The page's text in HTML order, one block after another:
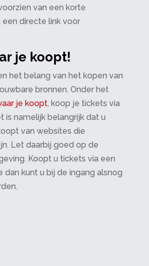
van een korte
een directe link voor
je koopt!
het belang van het kopen van
bronnen. Onder het
je koopt, koop je tickets via
is namelijk belangrijk dat u
van websites die
Let daarbij goed op de
Koopt u tickets via een
dan kunt u bij de ingang alsnog